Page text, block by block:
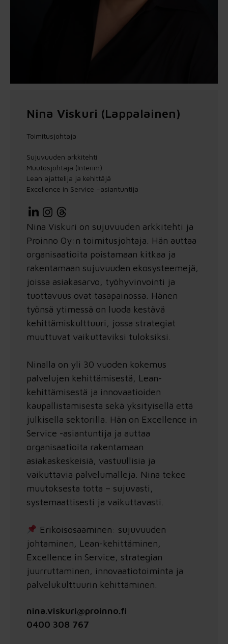
Nina Viskuri (Lappalainen)
Toimitusjohtaja
Sujuvuuden arkkitehti
Muutosjohtaja (Interim)
Lean ajattelija ja kehittäjä
Excellence in Service –asiantuntija
Nina Viskuri on sujuvuuden arkkitehti ja
Proinno Oy:n toimitusjohtaja. Hän auttaa
organisaatioita poistamaan kitkaa ja
rakentamaan sujuvuuden ekosysteemejä,
joissa asiakasarvo, työhyvinvointi ja
tuottavuus ovat tasapainossa. Hänen
työnsä ytimessä on luoda kestävä
kehittämiskulttuuri, jossa strategiat
muuttuvat vaikuttaviksi tuloksiksi.
Ninalla on yli 30 vuoden kokemus
palvelujen kehittämisestä, Lean-
kehittämisestä ja innovaatioiden
kaupallistamisesta sekä yksityisellä että
julkisella sektorilla. Hän on Excellence in
Service -asiantuntija ja auttaa
organisaatioita rakentamaan
asiakaskeskeisiä, vastuullisia ja
vaikuttavia palvelumalleja. Nina tekee
muutoksesta totta – sujuvasti,
systemaattisesti ja vaikuttavasti.
Erikoisosaaminen: sujuvuuden
johtaminen, Lean-kehittäminen,
Excellence in Service, strategian
juurruttaminen, innovaatiotoiminta ja
palvelukulttuurin kehittäminen.
nina.viskuri@proinno.fi
0400 308 767